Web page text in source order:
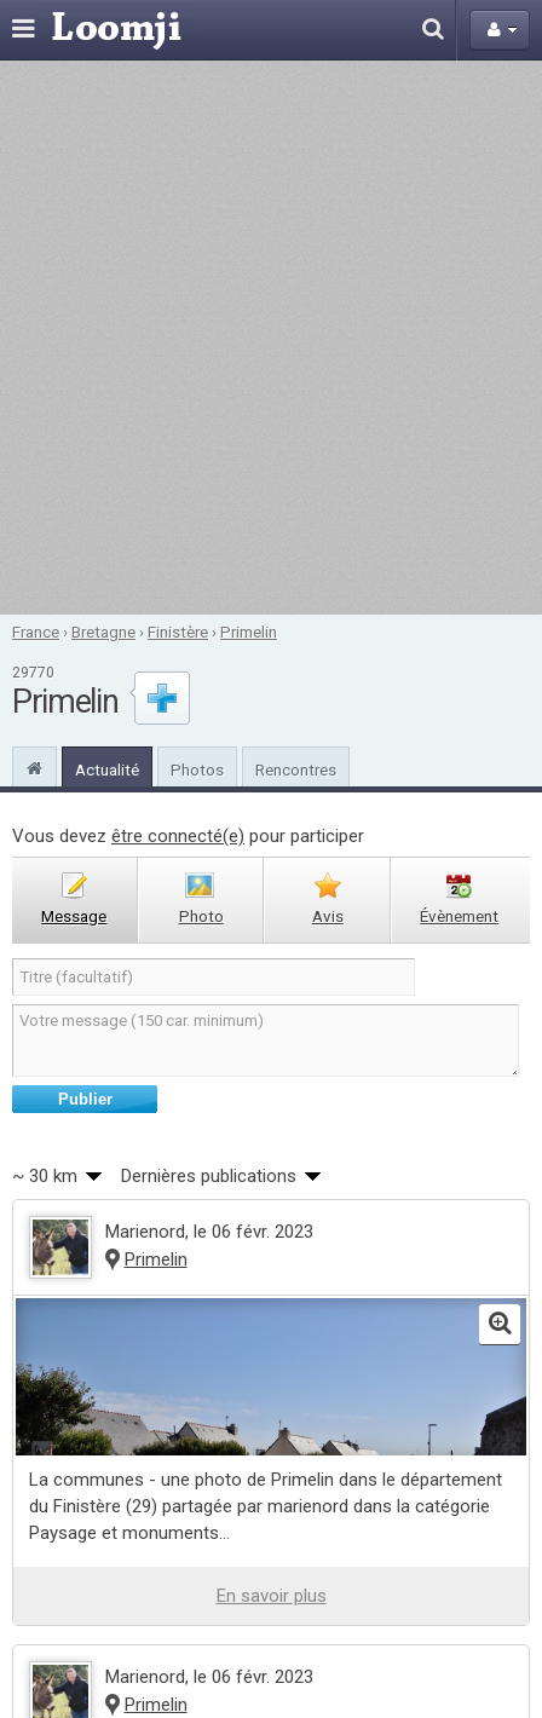
France ›Bretagne ›Finistère ›Primelin
29770
Primelin
Actualité Photos Rencontres
Vous devez être connecté(e) pour participer
Message Photo Avis Évènement
Publier
~ 30 km Dernières publications
Marienord, le 06 févr. 2023
Primelin
La communes - une photo de Primelin dans le département
du Finistère (29) partagée par marienord dans la catégorie
Paysage et monuments...
En savoir plus
Marienord, le 06 févr. 2023
Primelin